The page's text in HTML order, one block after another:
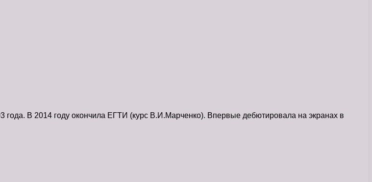
В 2014 году окончила ЕГТИ (курс В.И.Марченко). Впервые дебютировала на экранах в